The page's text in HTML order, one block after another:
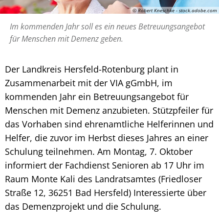
© Robert Kneschke - stock.adobe.com
Im kommenden Jahr soll es ein neues Betreuungsangebot
für Menschen mit Demenz geben.
Der Landkreis Hersfeld-Rotenburg plant in
Zusammenarbeit mit der VIA gGmbH, im
kommenden Jahr ein Betreuungsangebot für
Menschen mit Demenz anzubieten. Stützpfeiler für
das Vorhaben sind ehrenamtliche Helferinnen und
Helfer, die zuvor im Herbst dieses Jahres an einer
Schulung teilnehmen. Am Montag, 7. Oktober
informiert der Fachdienst Senioren ab 17 Uhr im
Raum Monte Kali des Landratsamtes (Friedloser
Straße 12, 36251 Bad Hersfeld) Interessierte über
das Demenzprojekt und die Schulung.